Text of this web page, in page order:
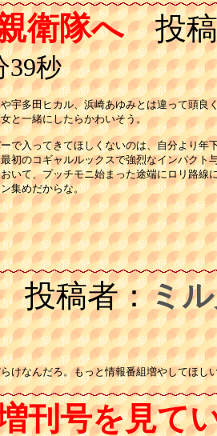
衛隊へ投稿
39秒
宇多田ヒカル、浜崎あゆみとは違って頭良
と一緒にしたらかわいそう。
で入ってきてほしくないのは、自分より年
初のコギャルルックスで強烈なインパクト
いて、プッチモニ始まった途端にロリ路線
集めだからな。
稿者：ミ
けなんだろ。もっと情報番組増やしてほし
刊号を見て